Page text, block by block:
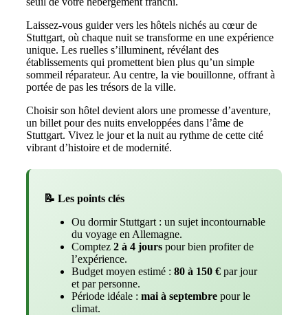
Laissez-vous guider vers les hôtels nichés au cœur de
Stuttgart, où chaque nuit se transforme en une expérience
unique. Les ruelles s’illuminent, révélant des
établissements qui promettent bien plus qu’un simple
sommeil réparateur. Au centre, la vie bouillonne, offrant à
portée de pas les trésors de la ville.
Choisir son hôtel devient alors une promesse d’aventure,
un billet pour des nuits enveloppées dans l’âme de
Stuttgart. Vivez le jour et la nuit au rythme de cette cité
vibrant d’histoire et de modernité.
📝 Les points clés
Ou dormir Stuttgart : un sujet incontournable
du voyage en Allemagne.
Comptez 2 à 4 jours pour bien profiter de
l’expérience.
Budget moyen estimé : 80 à 150 € par jour
et par personne.
Période idéale : mai à septembre pour le
climat.